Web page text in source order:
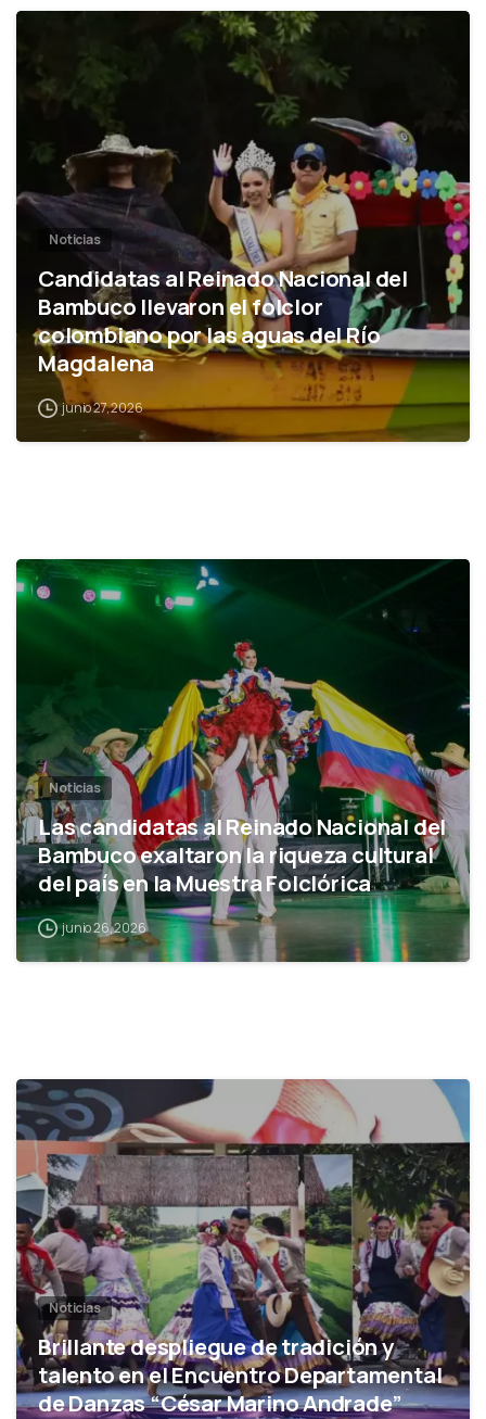
Noticias
Candidatas al Reinado Nacional del
Bambuco llevaron el folclor
colombiano por las aguas del Río
Magdalena
junio 27, 2026
Noticias
Las candidatas al Reinado Nacional del
Bambuco exaltaron la riqueza cultural
del país en la Muestra Folclórica
junio 26, 2026
Noticias
Brillante despliegue de tradición y
talento en el Encuentro Departamental
de Danzas “César Marino Andrade”